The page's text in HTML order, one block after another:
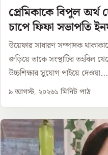
প্রেমিকাকে বিপুল
চাপে ফিফা সভাপতি
উয়েফার সাধারণ সম্পাদক
জড়িয়ে তাকে সংস্থাটির তহবিল
উচ্চশিক্ষার সুযোগ পাইয়ে দেওয়া...
৯ আগস্ট, ২০২৬১ মিনিট পাঠ